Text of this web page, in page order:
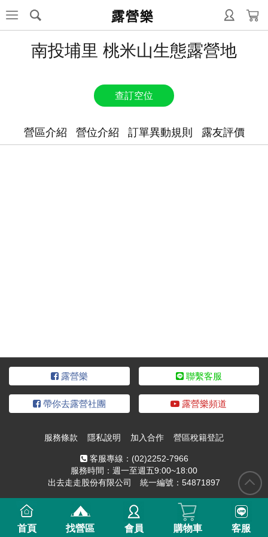
露營樂
南投埔里 桃米山生態露營地
查訂空位
營區介紹 營位介紹 訂單異動規則 露友評價
露營樂 聯繫客服
帶你去露營社團 露營樂頻道
服務條款 隱私說明 加入合作 營區稅籍登記
客服專線： (02)2252-7966
服務時間：週一至週五9:00~18:00
出去走走股份有限公司 統一編號：54871897
首頁 找營區 會員 購物車 客服